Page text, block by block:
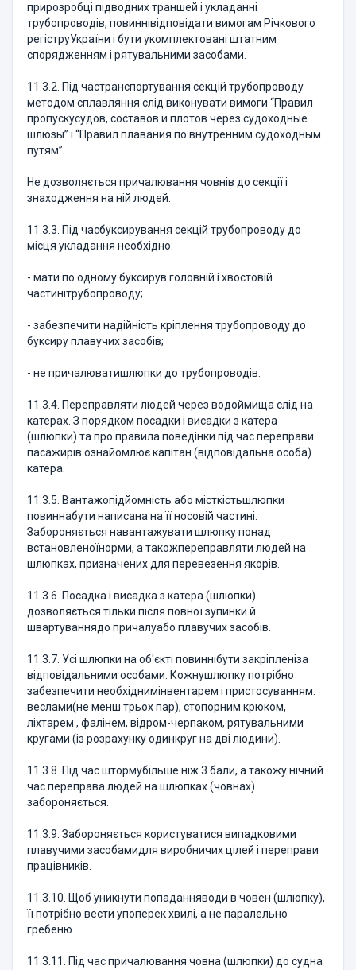
прирозробці підводних траншей і укладанні
трубопроводів, повиннівідповідати вимогам Річкового
регіструУкраїни і бути укомплектовані штатним
спорядженням і рятувальними засобами.
11.3.2. Під частранспортування секцій трубопроводу
методом сплавляння слід виконувати вимоги “Правил
пропускусудов, составов и плотов через судоходные
шлюзы” і “Правил плавания по внутренним судоходным
путям”.
Не дозволяється причалювання човнів до секції і
знаходження на ній людей.
11.3.3. Під часбуксирування секцій трубопроводу до
місця укладання необхідно:
- мати по одному буксирув головній і хвостовій
частинітрубопроводу;
- забезпечити надійність кріплення трубопроводу до
буксиру плавучих засобів;
- не причалюватишлюпки до трубопроводів.
11.3.4. Переправляти людей через водоймища слід на
катерах. З порядком посадки і висадки з катера
(шлюпки) та про правила поведінки під час переправи
пасажирів ознайомлює капітан (відповідальна особа)
катера.
11.3.5. Вантажопідйомність або місткістьшлюпки
повиннабути написана на її носовій частині.
Забороняється навантажувати шлюпку понад
встановленоїнорми, а такожпереправляти людей на
шлюпках, призначених для перевезення якорів.
11.3.6. Посадка і висадка з катера (шлюпки)
дозволяється тільки після повної зупинки й
швартуваннядо причалуабо плавучих засобів.
11.3.7. Усі шлюпки на об'єкті повиннібути закріпленіза
відповідальними особами. Кожнушлюпку потрібно
забезпечити необхіднимінвентарем і пристосуванням:
веслами(не менш трьох пар), стопорним крюком,
ліхтарем , фалінем, відром-черпаком, рятувальними
кругами (із розрахунку одинкруг на дві людини).
11.3.8. Під час штормубільше ніж 3 бали, а такожу нічний
час переправа людей на шлюпках (човнах)
забороняється.
11.3.9. Забороняється користуватися випадковими
плавучими засобамидля виробничих цілей і переправи
працівників.
11.3.10. Щоб уникнути попаданняводи в човен (шлюпку),
її потрібно вести упоперек хвилі, а не паралельно
гребеню.
11.3.11. Під час причалювання човна (шлюпки) до судна